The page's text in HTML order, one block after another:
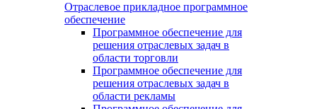
Отраслевое прикладное программное
обеспечение
Программное обеспечение для
решения отраслевых задач в
области торговли
Программное обеспечение для
решения отраслевых задач в
области рекламы